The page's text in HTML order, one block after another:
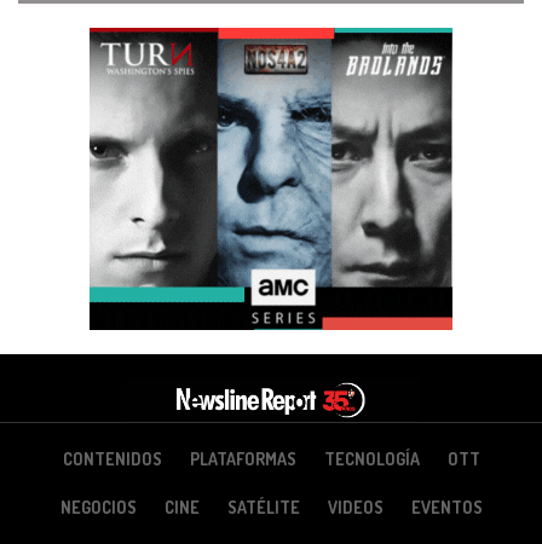
CONTENIDOS PLATAFORMAS TECNOLOGÍA OTT
NEGOCIOS CINE SATÉLITE VIDEOS EVENTOS